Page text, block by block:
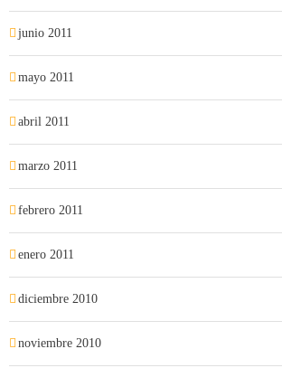
junio 2011
mayo 2011
abril 2011
marzo 2011
febrero 2011
enero 2011
diciembre 2010
noviembre 2010